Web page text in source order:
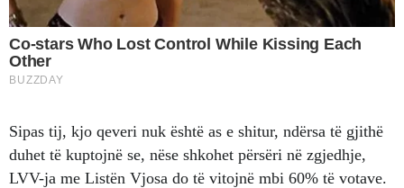
Sipas tij, kjo qeveri nuk është as e shitur, ndërsa të gjithë
duhet të kuptojnë se, nëse shkohet përsëri në zgjedhje,
LVV-ja me Listën Vjosa do të vitojnë mbi 60% të votave.